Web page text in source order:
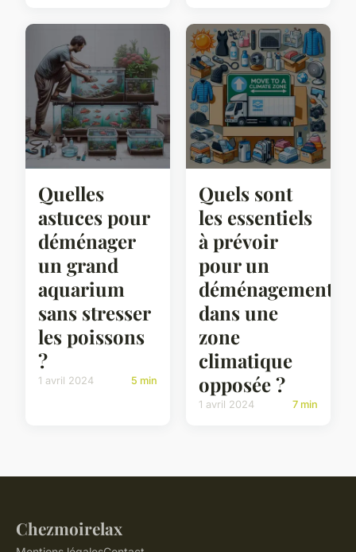
Quelles
astuces pour
déménager
un grand
aquarium
sans stresser
les poissons
?
1 avril 2024 5 min
Quels sont
les essentiels
à prévoir
pour un
déménagement
dans une
zone
climatique
opposée ?
1 avril 2024 7 min
Chezmoirelax